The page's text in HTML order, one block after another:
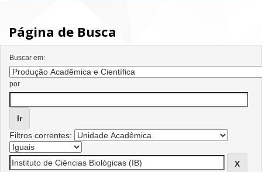
Página de Busca
Buscar em:
por
Filtros correntes: